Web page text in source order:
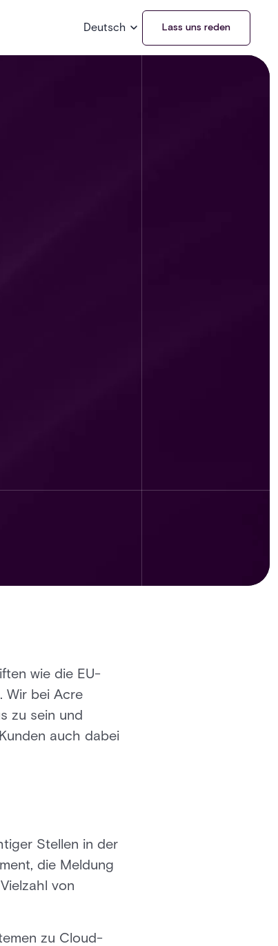
Deutsch Lass uns reden
wie die EU-
Wir bei Acre
zu sein und
auch dabei
Stellen in der
die Meldung
von
zu Cloud-